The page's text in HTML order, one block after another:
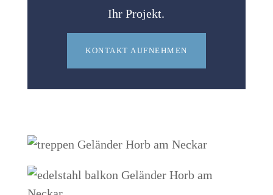
Ihr Projekt.
KONTAKT AUFNEHMEN